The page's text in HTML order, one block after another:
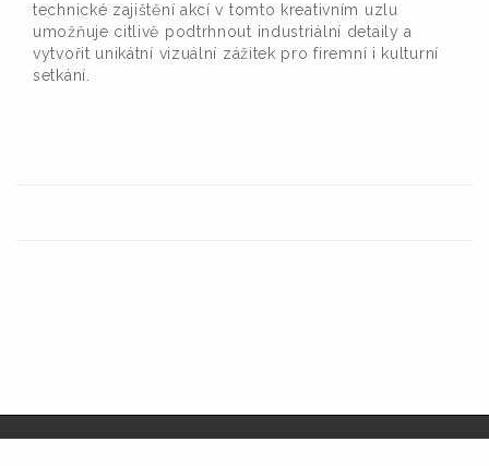
technické zajištění akcí v tomto kreativním uzlu
umožňuje citlivě podtrhnout industriální detaily a
vytvořit unikátní vizuální zážitek pro firemní i kulturní
setkání.